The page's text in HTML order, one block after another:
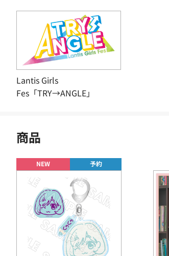
Lantis Girls
Fes「TRY→ANGLE」
商品
NEW 予約